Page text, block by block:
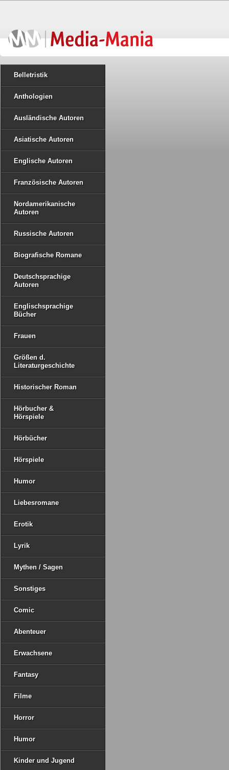
Belletristik
Anthologien
Ausländische Autoren
Asiatische Autoren
Englische Autoren
Französische Autoren
Nordamerikanische
Autoren
Russische Autoren
Biografische Romane
Deutschsprachige
Autoren
Englischsprachige
Bücher
Frauen
Größen d.
Literaturgeschichte
Historischer Roman
Hörbucher &
Hörspiele
Hörbücher
Hörspiele
Humor
Liebesromane
Erotik
Lyrik
Mythen / Sagen
Sonstiges
Comic
Abenteuer
Erwachsene
Fantasy
Filme
Horror
Humor
Kinder und Jugend